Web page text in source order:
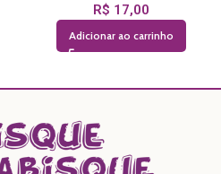
R$ 17,00
Adicionar ao carrinho